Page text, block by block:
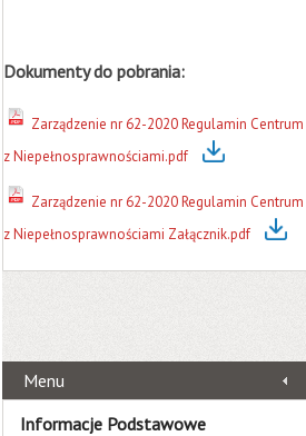
Dokumenty do pobrania:
Zarządzenie nr 62-2020 Regulamin
z Niepełnosprawnościami.pdf
Zarządzenie nr 62-2020 Regulamin
z Niepełnosprawnościami Załącznik.pdf
Menu
Informacje Podstawowe